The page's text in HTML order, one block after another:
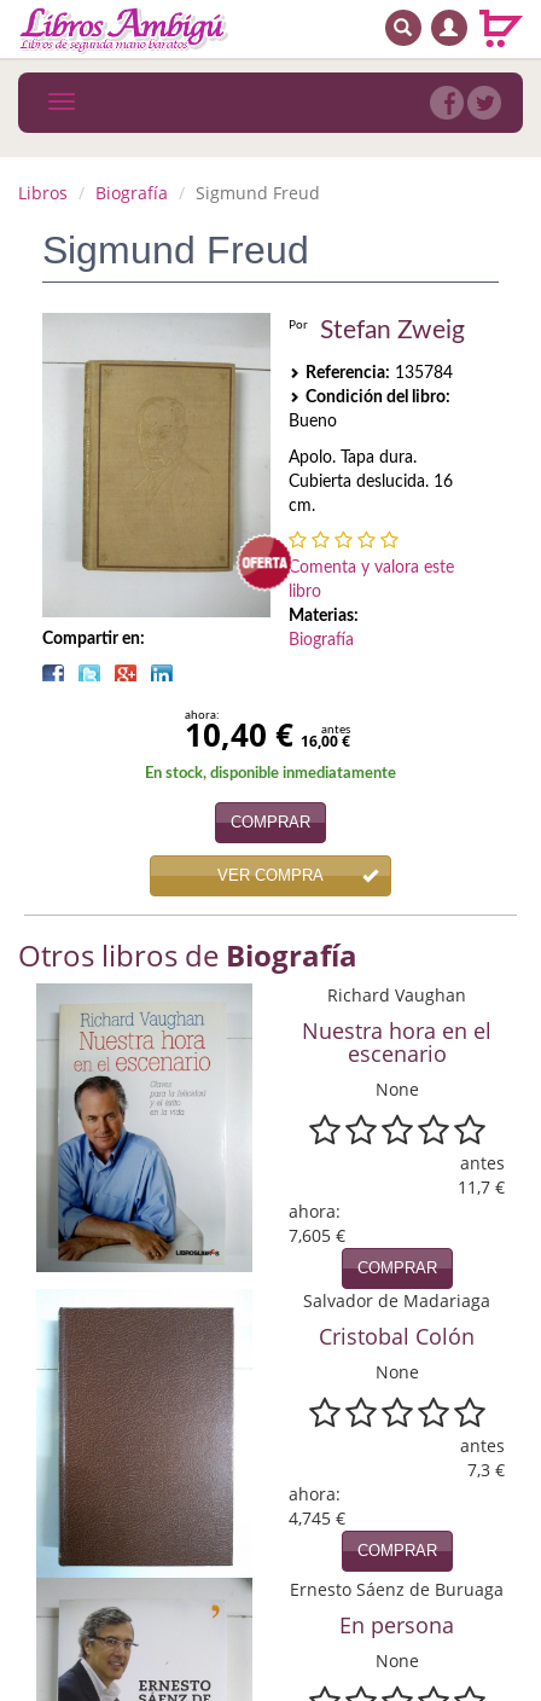
MENÚ PRINCIPAL
Novedades
MATERIAS
Autoayuda. Conocimiento personal
Autoayuda. Crecimiento personal
Biografía
Biografías
Cine
Discos deVinilo. LP
Divulgación científica
Economía
Enciclopedias
Ensayo
Ensayo literario
Filosofía
Física y Química
Física y química
Guerra Civil Española
Historia
historia
Infantil y juvenil
Infantil y juvenil. Nuevo!!
BUSCAR
Toggle
navigation
Libros Biografía Sigmund Freud
Sigmund Freud
Compartir en:
Por Stefan Zweig
Referencia: 135784
Condición del libro:
Bueno
Apolo. Tapa dura.
Cubierta deslucida. 16
cm.
Comenta y valora este
libro
Materias:
Biografía
ahora:
10,40 € antes
16,00 €
En stock, disponible inmediatamente
COMPRAR
VER COMPRA
Otros libros de Biografía
Richard Vaughan
Nuestra hora en el
escenario
None
antes
11,7 €
ahora:
7,605 €
COMPRAR
Salvador de Madariaga
Cristobal Colón
None
antes
7,3 €
ahora:
4,745 €
COMPRAR
Ernesto Sáenz de Buruaga
En persona
None